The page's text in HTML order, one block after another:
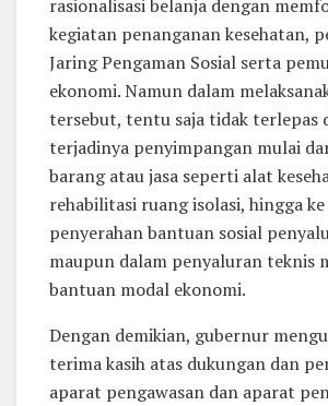
rasionalisasi belanja dengan
kegiatan penanganan kesehatan,
Jaring Pengaman Sosial serta
ekonomi. Namun dalam
tersebut, tentu saja tidak terlepas
terjadinya penyimpangan mulai
barang atau jasa seperti alat
rehabilitasi ruang isolasi, hingga
penyerahan bantuan sosial
maupun dalam penyaluran teknis
bantuan modal ekonomi.
Dengan demikian, gubernur
terima kasih atas dukungan dan
aparat pengawasan dan aparat